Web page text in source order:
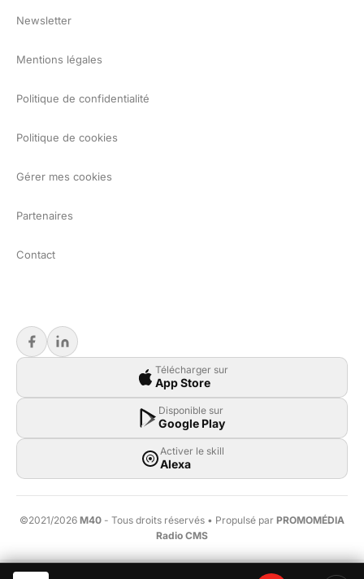
Newsletter
Mentions légales
Politique de confidentialité
Politique de cookies
Gérer mes cookies
Partenaires
Contact
Télécharger sur
App Store
Disponible sur
Google Play
Activer le skill
Alexa
©2021/2026 M40 - Tous droits réservés • Propulsé par PROMOMÉDIA
Radio CMS